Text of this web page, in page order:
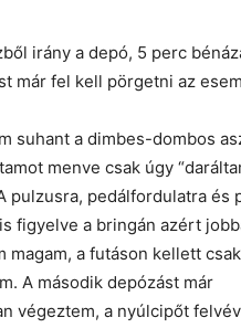
irány a depó, 5 perc
már fel kell pörgetni az
suhant a dimbes-dombos
menve csak úgy
pulzusra, pedálfordulatra és
figyelve a bringán azért
magam, a futáson kellett csak
A második depózást már
végeztem, a nyúlcipőt